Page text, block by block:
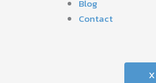
Blog
Contact
X